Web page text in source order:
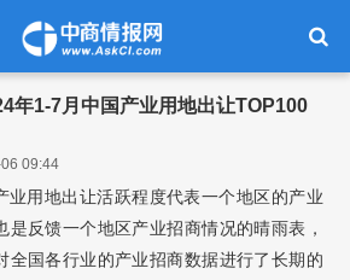
年1-7月中国产业用地出让TOP100
09:44
业用地出让活跃程度代表一个地区的产业
是反馈一个地区产业招商情况的晴雨表，
全国各行业的产业招商数据进行了长期的